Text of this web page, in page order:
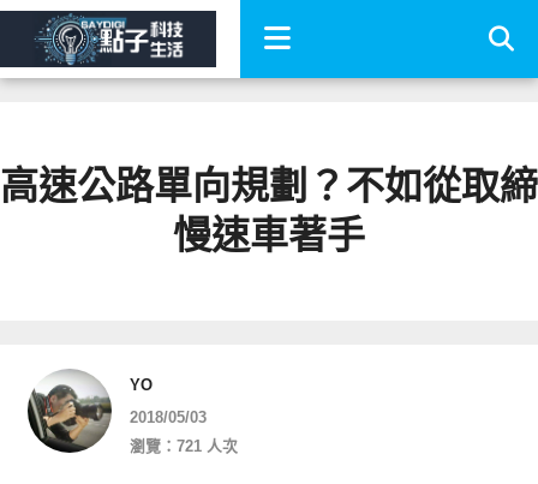
高速公路單向規劃？不如從取締
慢速車著手
YO
2018/05/03
瀏覽：721 人次